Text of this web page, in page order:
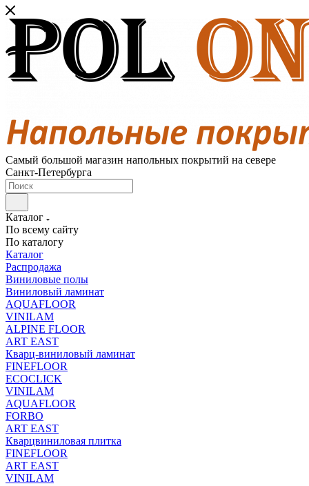
Самый большой магазин напольных покрытий на севере
Санкт-Петербурга
Каталог
По всему сайту
По каталогу
Каталог
Распродажа
Виниловые полы
Виниловый ламинат
AQUAFLOOR
VINILAM
ALPINE FLOOR
ART EAST
Кварц-виниловый ламинат
FINEFLOOR
ECOCLICK
VINILAM
AQUAFLOOR
FORBO
ART EAST
Кварцвиниловая плитка
FINEFLOOR
ART EAST
VINILAM